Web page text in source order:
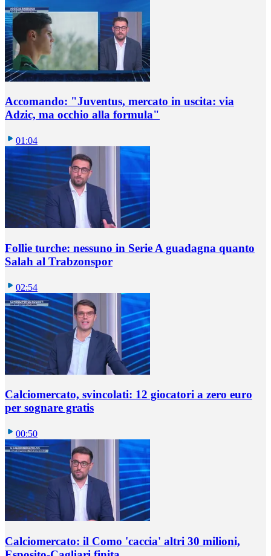
Accomando: "Juventus, mercato in uscita: via
Adzic, ma occhio alla formula"
01:04
Follie turche: nessuno in Serie A guadagna quanto
Salah al Trabzonspor
02:54
Calciomercato, svincolati: 12 giocatori a zero euro
per sognare gratis
00:50
Calciomercato: il Como 'caccia' altri 30 milioni,